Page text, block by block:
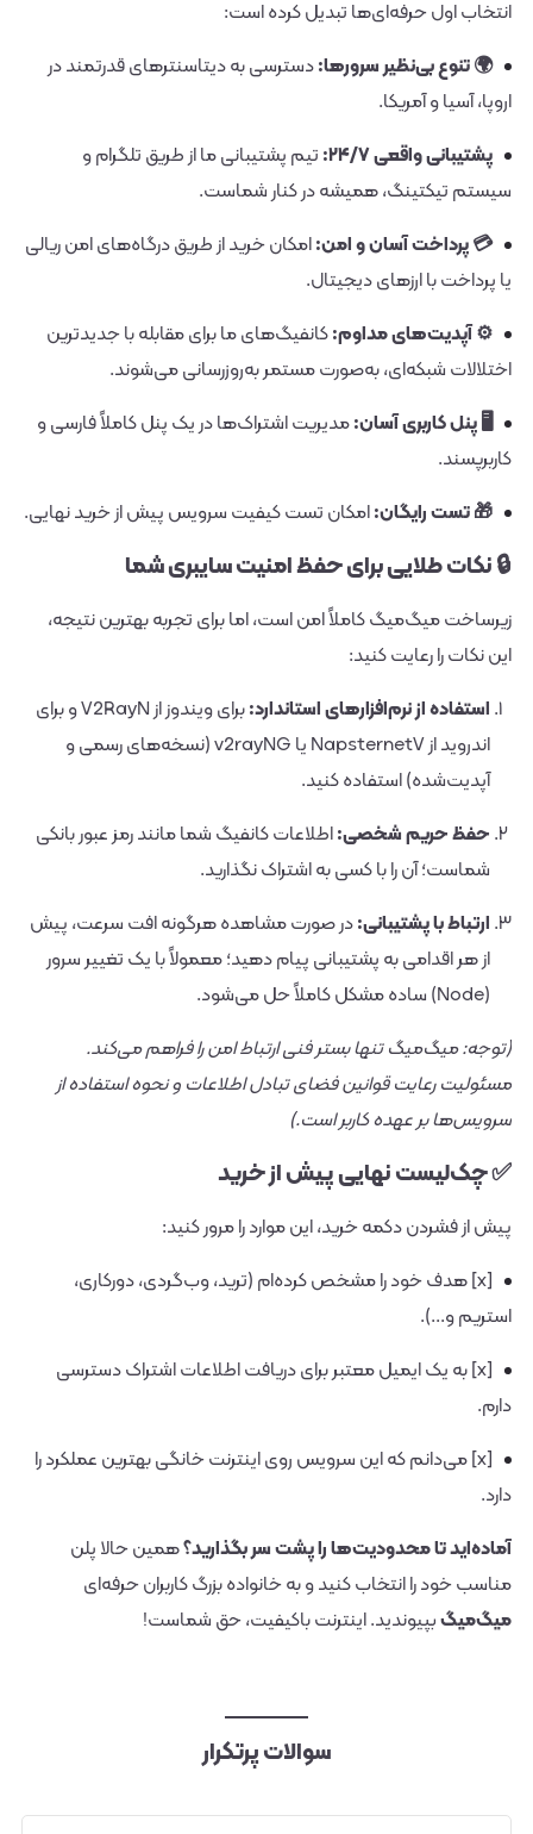
انتخاب اول حرفه‌ای‌ها تبدیل کرده است:
🌍 تنوع بی‌نظیر سرورها:دسترسی به دیتاسنترهای قدرتمند در
اروپا، آسیا و آمریکا.
پشتیبانی واقعی ۲۴/۷:
تیم پشتیبانی ما از طریق تلگرام و
سیستم تیکتینگ، همیشه در کنار شماست.
💳 پرداخت آسان و امن:امکان خرید از طریق درگاه‌های امن ریالی
یا پرداخت با ارزهای دیجیتال.
⚙️ آپدیت‌های مداوم:کانفیگ‌های ما برای مقابله با جدیدترین
اختلالات شبکه‌ای، به‌صورت مستمر به‌روزرسانی می‌شوند.
🖥️ پنل کاربری آسان:مدیریت اشتراک‌ها در یک پنل کاملاً فارسی و
کاربرپسند.
🎁 تست رایگان:امکان تست کیفیت سرویس پیش از خرید نهایی.
🔒 نکات طلایی برای حفظ امنیت سایبری شما
زیرساخت میگ‌میگ کاملاً امن است، اما برای تجربه بهترین نتیجه،
این نکات را رعایت کنید:
استفاده از نرم‌افزارهای استاندارد:برای ویندوز ازV2RayNو برای
اندروید ازNapsternetV یا v2rayNG(نسخه‌های رسمی و
آپدیت‌شده) استفاده کنید.
حفظ حریم شخصی:اطلاعات کانفیگ شما مانند رمز عبور بانکی
شماست؛ آن را با کسی به اشتراک نگذارید.
ارتباط با پشتیبانی:در صورت مشاهده هرگونه افت سرعت، پیش
از هر اقدامی به پشتیبانی پیام دهید؛ معمولاً با یک تغییر سرور
(Node) ساده مشکل کاملاً حل می‌شود.
(توجه: میگ‌میگ تنها بستر فنی ارتباط امن را فراهم می‌کند.
مسئولیت رعایت قوانین فضای تبادل اطلاعات و نحوه استفاده از
سرویس‌ها بر عهده کاربر است.)
✅ چک‌لیست نهایی پیش از خرید
پیش از فشردن دکمه خرید، این موارد را مرور کنید:
[x] هدف خود را مشخص کرده‌ام (ترید، وب‌گردی، دورکاری،
استریم و...).
[x] به یک ایمیل معتبر برای دریافت اطلاعات اشتراک دسترسی
دارم.
[x] می‌دانم که این سرویس روی اینترنت خانگی بهترین عملکرد را
دارد.
آماده‌اید تا محدودیت‌ها را پشت سر بگذارید؟همین حالا پلن
مناسب خود را انتخاب کنید و به خانواده بزرگ کاربران حرفه‌ای
میگ‌میگبپیوندید. اینترنت باکیفیت، حق شماست!
سوالات پرتکرار